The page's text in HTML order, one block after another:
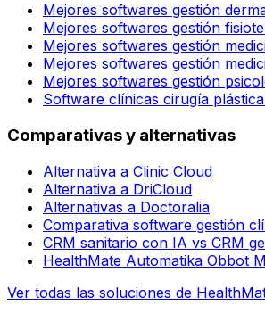
Mejores softwares gestión
Mejores softwares gestión
Mejores softwares gestión
Mejores softwares gestión
Mejores softwares gestión
Software clínicas cirugía
Comparativas y alternativas
Alternativa a Clinic Cloud
Alternativa a DriCloud
Alternativas a Doctoralia
Comparativa software gestión
CRM sanitario con IA vs CRM
HealthMate Automatika Obbot
Ver todas las soluciones de